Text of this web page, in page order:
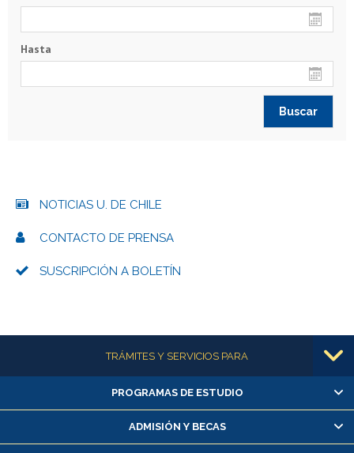
Hasta
NOTICIAS U. DE CHILE
CONTACTO DE PRENSA
SUSCRIPCIÓN A BOLETÍN
Más informaciónTRÁMITES Y SERVICIOS PARA
Alumnas/os y exalumnas/os
Matrícula en línea
Inscripción y cambio de asignaturas
PROGRAMAS DE ESTUDIO
ADMISIÓN Y BECAS